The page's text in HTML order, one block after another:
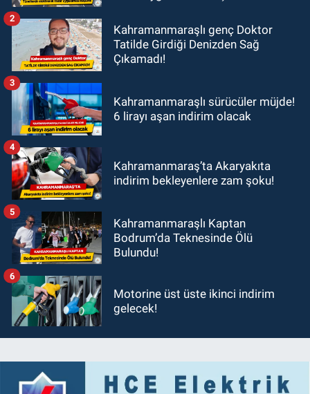
Kahramanmaraşlı genç Doktor
Tatilde Girdiği Denizden Sağ
Çıkamadı!
2
Kahramanmaraşlı sürücüler müjde!
6 lirayı aşan indirim olacak
3
Kahramanmaraş’ta Akaryakıta
indirim bekleyenlere zam şoku!
4
Kahramanmaraşlı Kaptan
Bodrum’da Teknesinde Ölü
Bulundu!
5
Motorine üst üste ikinci indirim
gelecek!
6